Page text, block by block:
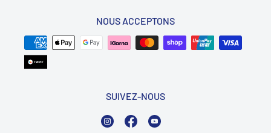
NOUS ACCEPTONS
SUIVEZ-NOUS
InstagramFacebook